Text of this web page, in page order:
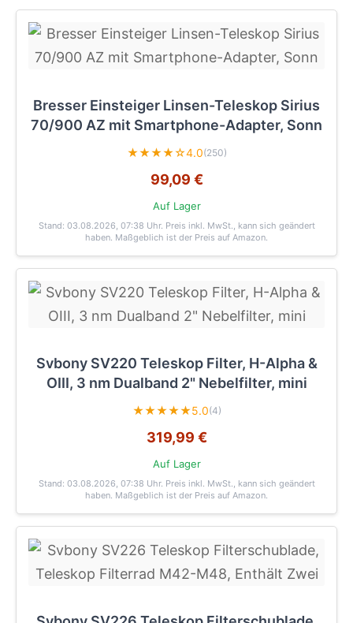
Bresser Einsteiger Linsen-Teleskop Sirius
70/900 AZ mit Smartphone-Adapter, Sonn
★★★★☆4.0(250)
99,09 €
Auf Lager
Stand: 03.08.2026, 07:38 Uhr. Preis inkl. MwSt., kann sich geändert
haben. Maßgeblich ist der Preis auf Amazon.
Svbony SV220 Teleskop Filter, H-Alpha &
OIII, 3 nm Dualband 2" Nebelfilter, mini
★★★★★5.0(4)
319,99 €
Auf Lager
Stand: 03.08.2026, 07:38 Uhr. Preis inkl. MwSt., kann sich geändert
haben. Maßgeblich ist der Preis auf Amazon.